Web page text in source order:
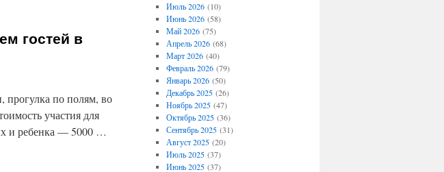
гостей в
прогулка по полям, во
участия для
и ребенка — 5000 …
Июль 2026(10)
Июнь 2026(58)
Май 2026(75)
Апрель 2026(68)
Март 2026(40)
Февраль 2026(79)
Январь 2026(50)
Декабрь 2025(26)
Ноябрь 2025(47)
Октябрь 2025(36)
Сентябрь 2025(31)
Август 2025(20)
Июль 2025(37)
Июнь 2025(37)